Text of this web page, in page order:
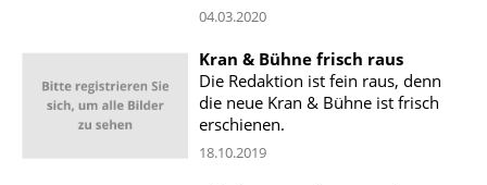
04.03.2020
Kran & Bühne frisch raus
Die Redaktion ist fein raus, denn
die neue Kran & Bühne ist frisch
erschienen.
18.10.2019